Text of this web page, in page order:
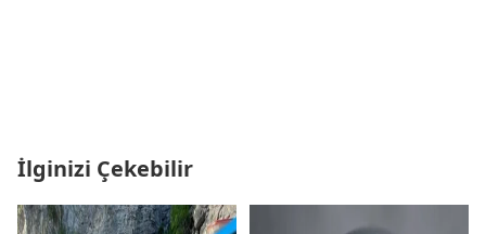
İlginizi Çekebilir